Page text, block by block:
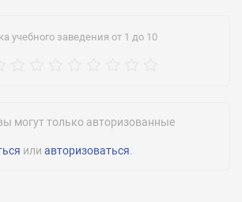
года, 73А01 №0000336
учебного заведения от 1 до 10
могут только авторизованные
или авторизоваться.